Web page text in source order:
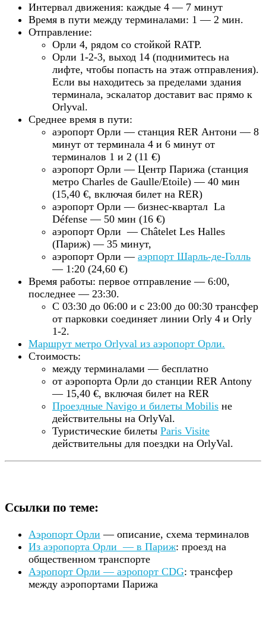
Интервал движения: каждые 4 — 7 минут
Время в пути между терминалами: 1 — 2 мин.
Отправление:
Орли 4, рядом со стойкой RATP.
Орли 1-2-3, выход 14 (поднимитесь на
лифте, чтобы попасть на этаж отправления).
Если вы находитесь за пределами здания
терминала, эскалатор доставит вас прямо к
Orlyval.
Среднее время в пути:
аэропорт Орли — станция RER Антони — 8
минут от терминала 4 и 6 минут от
терминалов 1 и 2 (11 €)
аэропорт Орли — Центр Парижа (станция
метро Charles de Gaulle/Etoile) — 40 мин
(15,40 €, включая билет на RER)
аэропорт Орли — бизнес-квартал La
Défense — 50 мин (16 €)
аэропорт Орли — Châtelet Les Halles
(Париж) — 35 минут,
аэропорт Орли — аэрпорт Шарль-де-Голль
— 1:20 (24,60 €)
Время работы: первое отправление — 6:00,
последнее — 23:30.
С 03:30 до 06:00 и с 23:00 до 00:30 трансфер
от парковки соединяет линии Orly 4 и Orly
1-2.
Маршрут метро Orlyval из аэропорт Орли.
Стоимость:
между терминалами — бесплатно
от аэропорта Орли до станции RER Antony
— 15,40 €, включая билет на RER
Проездные Navigo и билеты Mobilis не
действительны на OrlyVal.
Туристические билеты Paris Visite
действительны для поездки на OrlyVal.
Ссылки по теме:
Аэропорт Орли — описание, схема терминалов
Из аэропорта Орли — в Париж: проезд на
общественном транспорте
Аэропорт Орли — аэропорт CDG: трансфер
между аэропортами Парижа